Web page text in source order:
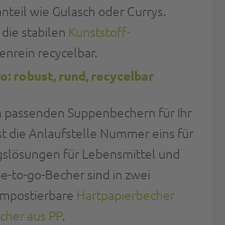
wie Gulasch oder Currys.
stabilen Kunststoff-
recycelbar.
robust, rund, recycelbar
passenden Suppenbechern für Ihr
die Anlaufstelle Nummer eins für
für Lebensmittel und
to-go-Becher sind in zwei
Hartpapierbecher
aus PP.